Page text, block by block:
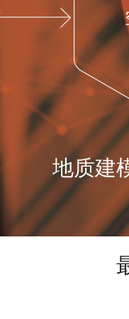
地质建